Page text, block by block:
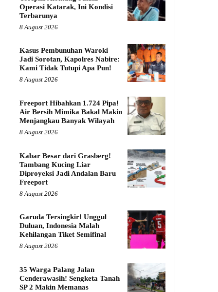
Operasi Katarak, Ini Kondisi
Terbarunya
8 August 2026
Kasus Pembunuhan Waroki
Jadi Sorotan, Kapolres Nabire:
Kami Tidak Tutupi Apa Pun!
8 August 2026
Freeport Hibahkan 1.724 Pipa!
Air Bersih Mimika Bakal Makin
Menjangkau Banyak Wilayah
8 August 2026
Kabar Besar dari Grasberg!
Tambang Kucing Liar
Diproyeksi Jadi Andalan Baru
Freeport
8 August 2026
Garuda Tersingkir! Unggul
Duluan, Indonesia Malah
Kehilangan Tiket Semifinal
8 August 2026
35 Warga Palang Jalan
Cenderawasih! Sengketa Tanah
SP 2 Makin Memanas